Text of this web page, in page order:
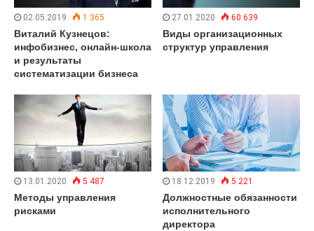
02.05.2019 1 365
Виталий Кузнецов:
инфобизнес, онлайн-школа
и результаты
систематизации бизнеса
27.01.2020 60 639
Виды организационных
структур управления
13.01.2020 5 487
Методы управления
рисками
18.12.2019 5 221
Должностные обязанности
исполнительного
директора